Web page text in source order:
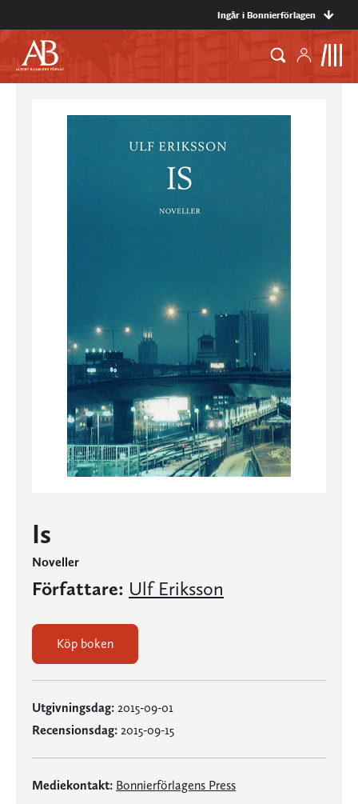
Ingår i Bonnierförlagen
Is
Noveller
Författare: Ulf Eriksson
Köp boken
Utgivningsdag: 2015-09-01
Recensionsdag: 2015-09-15
Mediekontakt: Bonnierförlagens Press